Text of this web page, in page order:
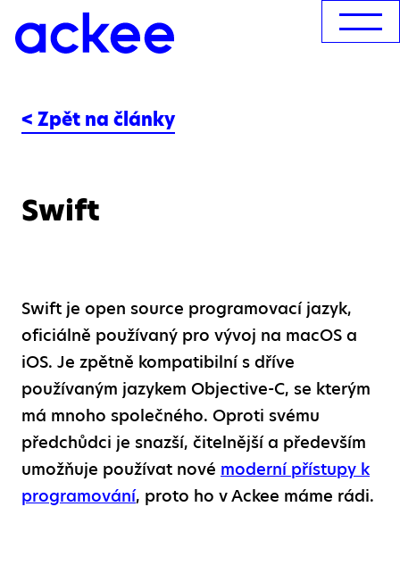
< Zpět na články
Swift
Swift je open source programovací jazyk,
oficiálně používaný pro vývoj na macOS a
iOS. Je zpětně kompatibilní s dříve
používaným jazykem Objective-C, se kterým
má mnoho společného. Oproti svému
předchůdci je snazší, čitelnější a především
umožňuje používat nové moderní přístupy k
programování, proto ho v Ackee máme rádi.